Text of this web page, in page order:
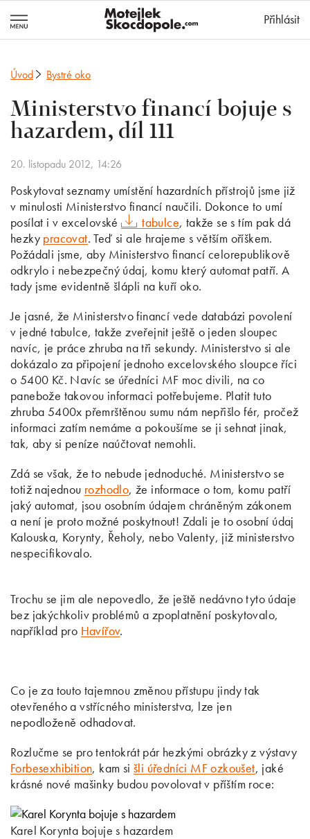
Přihlásit
Úvod Bystré oko
Ministerstvo financí bojuje s
hazardem, díl 111
20. listopadu 2012, 14:26
Poskytovat seznamy umístění hazardních přístrojů jsme již
v minulosti Ministerstvo financí naučili. Dokonce to umí
posílat i v excelovské
tabulce, takže se s tím pak dá
hezky pracovat. Teď si ale hrajeme s větším oříškem.
Požádali jsme, aby Ministerstvo financí celorepublikově
odkrylo i nebezpečný údaj, komu který automat patří. A
tady jsme evidentně šlápli na kuří oko.
Je jasné, že Ministerstvo financí vede databázi povolení
v jedné tabulce, takže zveřejnit ještě o jeden sloupec
navíc, je práce zhruba na tři sekundy. Ministerstvo si ale
dokázalo za připojení jednoho excelovského sloupce říci
o 5400 Kč. Navíc se úředníci MF moc divili, na co
panebože takovou informaci potřebujeme. Platit tuto
zhruba 5400x přemrštěnou sumu nám nepřišlo fér, pročež
informaci zatím nemáme a pokoušíme se ji sehnat jinak,
tak, aby si peníze naúčtovat nemohli.
Zdá se však, že to nebude jednoduché. Ministerstvo se
totiž najednou rozhodlo, že informace o tom, komu patří
jaký automat, jsou osobním údajem chráněným zákonem
a není je proto možné poskytnout! Zdali je to osobní údaj
Kalouska, Korynty, Řeholy, nebo Valenty, již ministerstvo
nespecifikovalo.
Trochu se jim ale nepovedlo, že ještě nedávno tyto údaje
bez jakýchkoliv problémů a zpoplatnění poskytovalo,
například pro Havířov.
Co je za touto tajemnou změnou přístupu jindy tak
otevřeného a vstřícného ministerstva, lze jen
nepodloženě odhadovat.
Rozlučme se pro tentokrát pár hezkými obrázky z výstavy
Forbesexhibition, kam sišli úředníci MF ozkoušet, jaké
krásné nové mašinky budou povolovat v příštím roce:
Karel Korynta bojuje s hazardem